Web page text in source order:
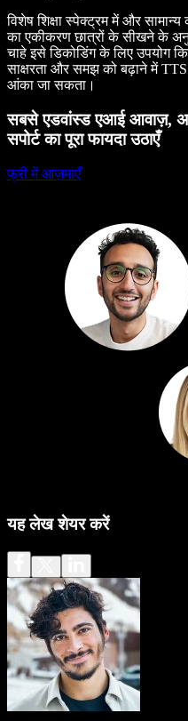
विशेष शिक्षा स्पेक्ट्रम में और
का एकीकरण छात्रों के सीखने के
चाहे इसे डिकोडिंग के लिए उपयोग
साक्षरता और समझ को बढ़ाने में
आंका जा सकता।
सबसे एडवांस्ड एआई आवाज़,
सपोर्ट का पूरा फायदा उठाएँ
फ्री में आज़माएँ
यह लेख शेयर करें